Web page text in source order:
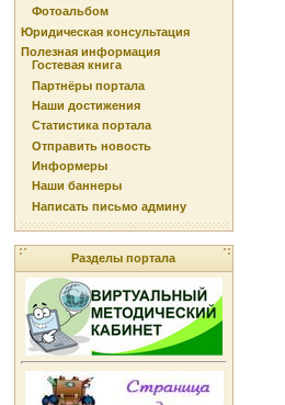
Фотоальбом
Юридическая консультация
Полезная информация
Гостевая книга
Партнёры портала
Наши достижения
Статистика портала
Отправить новость
Информеры
Наши баннеры
Написать письмо админу
Разделы портала